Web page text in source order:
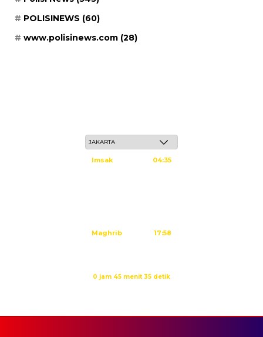
POLISINEWS (60)
www.polisinews.com (28)
Imsak 04:35
Maghrib 17:58
0 jam 45 menit 35 detik